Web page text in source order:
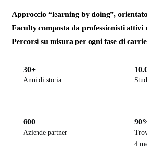
Approccio “learning by doing”,
Faculty composta da professionisti attivi
Percorsi su misura per ogni fase di
30+
Anni di storia
600
Aziende partner
4